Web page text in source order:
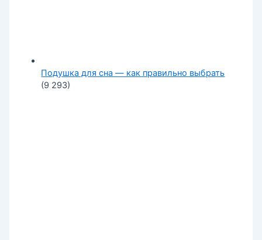
Подушка для сна — как правильно выбрать
(9 293)